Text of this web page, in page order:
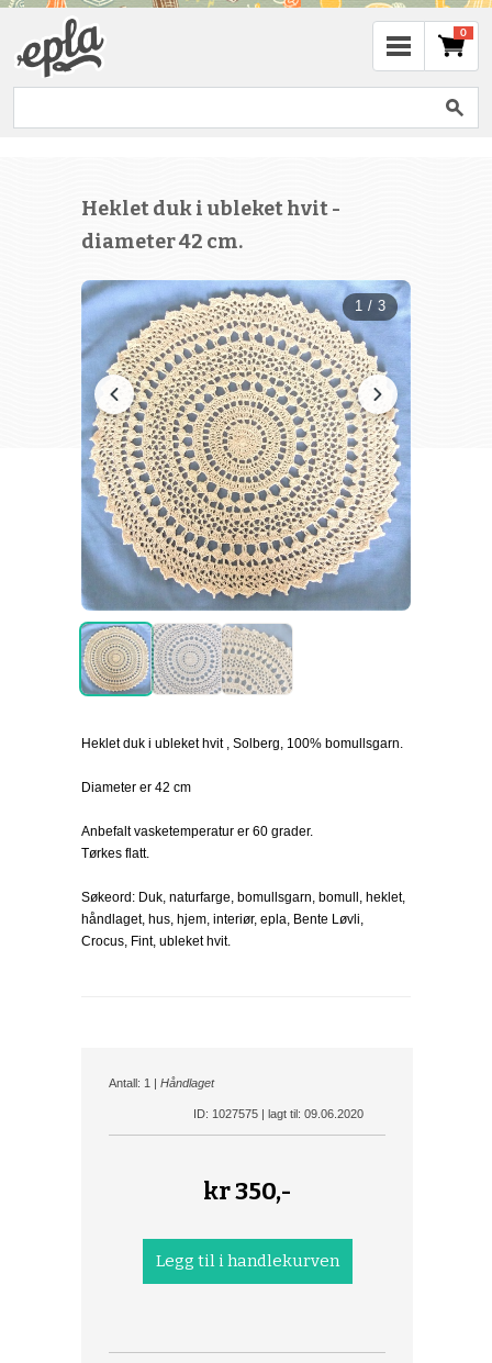
0
Heklet duk i ubleket hvit -
diameter 42 cm.
1 / 3
Heklet duk i ubleket hvit , Solberg, 100% bomullsgarn.
Diameter er 42 cm
Anbefalt vasketemperatur er 60 grader.
Tørkes flatt.
Søkeord: Duk, naturfarge, bomullsgarn, bomull, heklet,
håndlaget, hus, hjem, interiør, epla, Bente Løvli,
Crocus, Fint, ubleket hvit.
Antall: 1 | Håndlaget
ID: 1027575 | lagt til: 09.06.2020
kr350,-